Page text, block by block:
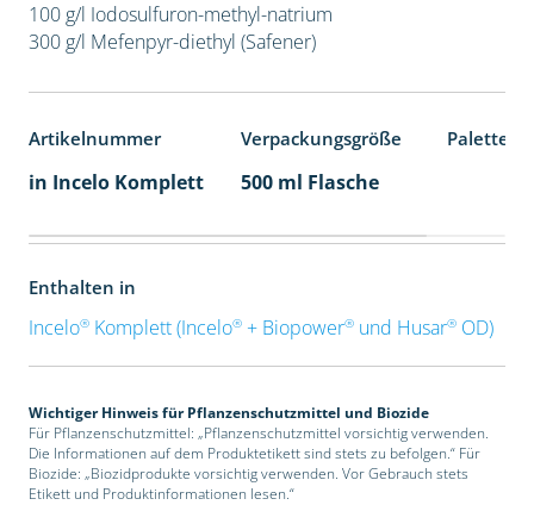
100 g/l Iodosulfuron-methyl-natrium
300 g/l Mefenpyr-diethyl (Safener)
Artikelnummer Verpackungsgröße
in Incelo Komplett 500 ml Flasche
Enthalten in
Incelo®Komplett (Incelo®+ Biopower®und Husar®OD)
Wichtiger Hinweis für Pflanzenschutzmittel und Biozide
Für Pflanzenschutzmittel: „Pflanzenschutzmittel vorsichtig verwenden.
Die Informationen auf dem Produktetikett sind stets zu befolgen.“ Für
Biozide: „Biozidprodukte vorsichtig verwenden. Vor Gebrauch stets
Etikett und Produktinformationen lesen.“